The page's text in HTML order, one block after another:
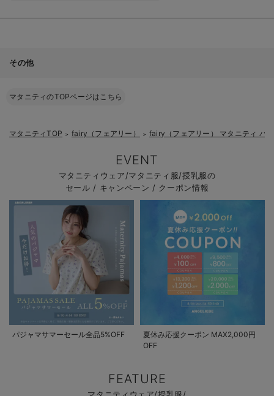
その他
マタニティのTOPページはこちら
マタニティTOP ＞ fairy（フェアリー） ＞ fairy（フェアリー） マタニティ パ
EVENT
マタニティウェア/マタニティ服/授乳服の
セール / キャンペーン / クーポン情報
パジャマサマーセール全品5%OFF
夏休み応援クーポン MAX2,000円
OFF
FEATURE